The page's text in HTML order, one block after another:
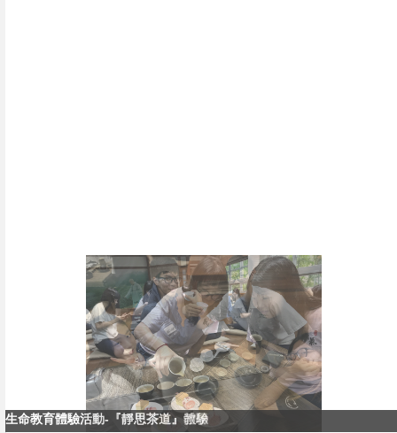
生命教育體驗活動-『靜思茶道』體驗
生命教育體驗活動-『靜思茶道』教學